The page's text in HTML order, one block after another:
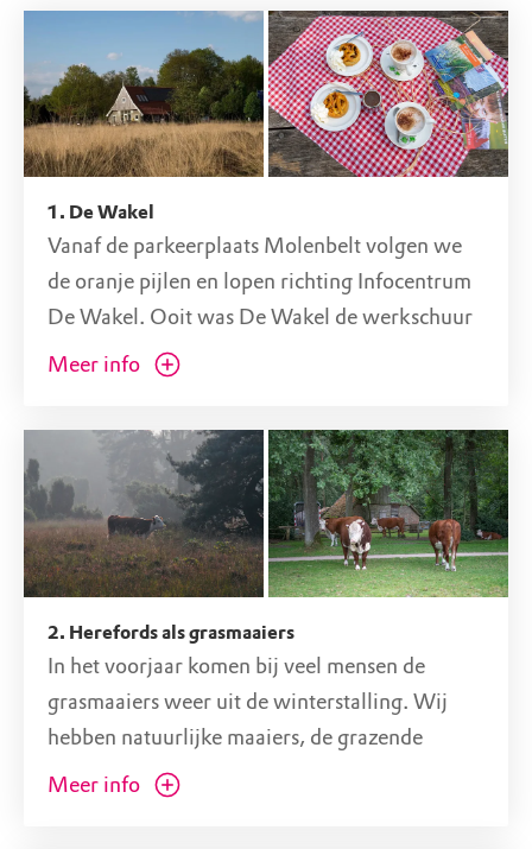
Stendermolenweg 9, 7481 PR Haaksbergen (OV)
1. De Wakel
Vanaf de parkeerplaats Molenbelt volgen we
de oranje pijlen en lopen richting Infocentrum
De Wakel. Ooit was De Wakel de werkschuur
van Natuurmonumenten. Nu is het een
kunt voor koffie met appelgebak, frisdrank of
een ijsje. Wist je dat ‘Wakelbuske’ het Twentse
woord is voor jeneverbesstruik? De Wakel
laten we rechts liggen en we vervolgen het pad
richting de jeneverbessen en het wildrooster.
Meer info
2. Herefords als grasmaaiers
In het voorjaar komen bij veel mensen de
grasmaaiers weer uit de winterstalling. Wij
hebben natuurlijke maaiers, de grazende
Hereford runderen. Het zijn sobere, sociale
Meer info